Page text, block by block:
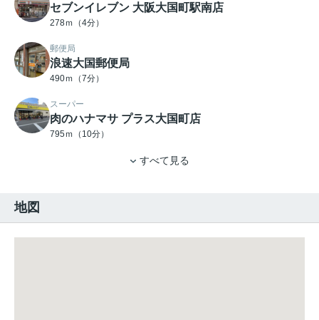
セブンイレブン 大阪大国町駅南店
278ｍ（4分）
郵便局
浪速大国郵便局
490ｍ（7分）
スーパー
肉のハナマサ プラス大国町店
795ｍ（10分）
すべて見る
地図